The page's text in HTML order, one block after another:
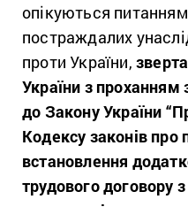
опікуються
постраждалих
проти України,
України з проханням
до Закону України
Кодексу законів
встановлення
трудового договору